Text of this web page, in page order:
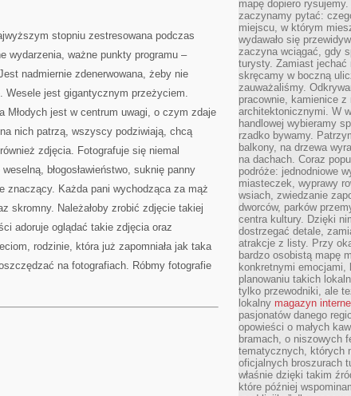
stopniu zestresowana podczas
wydarzenia, ważne punkty programu –
nadmiernie zdenerwowana, żeby nie
Wesele jest gigantycznym przeżyciem.
Młodych jest w centrum uwagi, o czym zdaje
nich patrzą, wszyscy podziwiają, chcą
zdjęcia. Fotografuje się niemal
błogosławieństwo, suknię panny
znaczący. Każda pani wychodząca za mąż
skromny. Należałoby zrobić zdjęcie takiej
adoruje oglądać takie zdjęcia oraz
rodzinie, która już zapomniała jak taka
na fotografiach. Róbmy fotografie
mapę dopiero
zaczynamy pytać:
miejscu, w którym
wydawało się
zaczyna wciągać, gdy
turysty. Zamiast jechać
skręcamy w boczną
zauważaliśmy.
pracownie, kamienice z
architektonicznymi. W
handlowej wybieramy
rzadko bywamy.
balkony, na drzewa
na dachach. Coraz
podróże: jednodniowe
miasteczek, wyprawy
wsiach, zwiedzanie
dworców, parków
centra kultury. Dzięki
dostrzegać detale,
atrakcje z listy. Przy
bardzo osobistą mapę
konkretnymi
planowaniu takich
tylko przewodniki, ale
lokalny magazyn
pasjonatów danego
opowieści o małych
bramach, o niszowych
tematycznych, których
oficjalnych broszurach
właśnie dzięki takim
które później